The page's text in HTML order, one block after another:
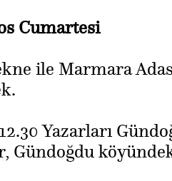
Cumartesi
ile Marmara
Yazarları
Gündoğdu